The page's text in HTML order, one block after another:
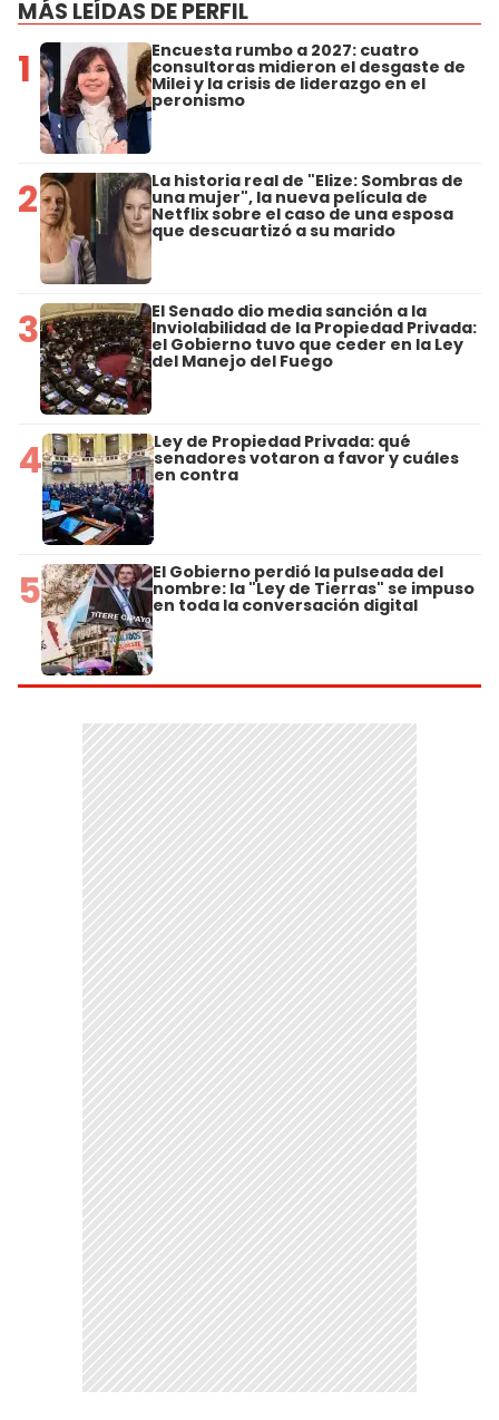
MÁS LEÍDAS DE PERFIL
1 Encuesta rumbo a 2027: cuatro
consultoras midieron el desgaste de
Milei y la crisis de liderazgo en el
peronismo
2 La historia real de "Elize: Sombras de
una mujer", la nueva película de
Netflix sobre el caso de una esposa
que descuartizó a su marido
3 El Senado dio media sanción a la
Inviolabilidad de la Propiedad Privada:
el Gobierno tuvo que ceder en la Ley
del Manejo del Fuego
4 Ley de Propiedad Privada: qué
senadores votaron a favor y cuáles
en contra
5 El Gobierno perdió la pulseada del
nombre: la "Ley de Tierras" se impuso
en toda la conversación digital